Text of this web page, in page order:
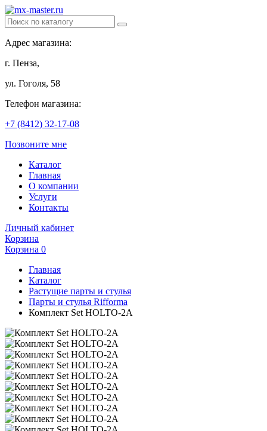
Адрес магазина:
г. Пенза,
ул. Гоголя, 58
Телефон магазина:
+7 (8412) 32-17-08
Позвоните мне
Каталог
Главная
О компании
Услуги
Контакты
Личный кабинет
Корзина
Корзина 0
Главная
Каталог
Растущие парты и стулья
Парты и стулья Rifforma
Комплект Set HOLTO-2А